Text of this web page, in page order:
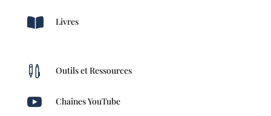
 Livres
 Outils et Ressources
 Chaînes YouTube